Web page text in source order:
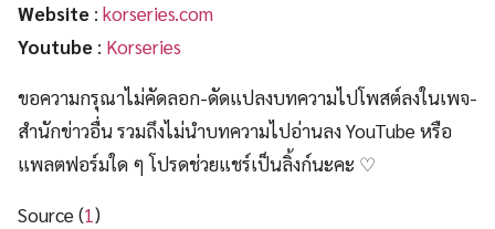
Website : korseries.com
Youtube : Korseries
ขอความกรุณาไม่คัดลอก-ดัดแปลงบทความไปโพสต์ลงในเพจ-
สำนักข่าวอื่น รวมถึงไม่นำบทความไปอ่านลง YouTube หรือ
แพลตฟอร์มใด ๆ โปรดช่วยแชร์เป็นลิ้งก์นะคะ ♡
Source (1)